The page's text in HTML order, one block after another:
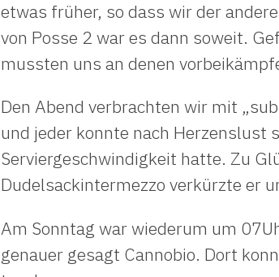
etwas früher, so dass wir der
von Posse 2 war es dann soweit.
mussten uns an denen
Den Abend verbrachten wir mit
und jeder konnte nach Herzenslust
Serviergeschwindigkeit hatte. Zu
Dudelsackintermezzo verkürzte er
Am Sonntag war wiederum um
genauer gesagt Cannobio. Dort